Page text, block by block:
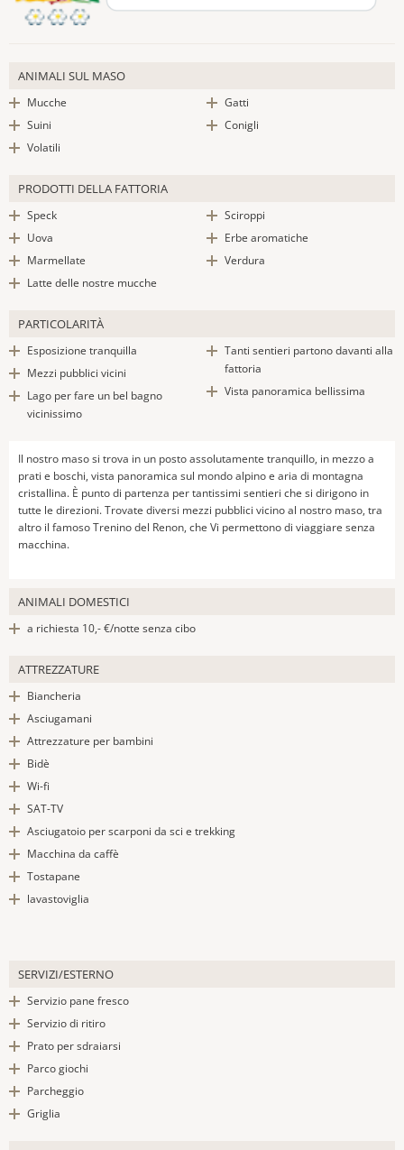
ANIMALI SUL MASO
Mucche
Suini
Volatili
Gatti
Conigli
PRODOTTI DELLA FATTORIA
Speck
Uova
Marmellate
Latte delle nostre mucche
Sciroppi
Erbe aromatiche
Verdura
PARTICOLARITÀ
Esposizione tranquilla
Mezzi pubblici vicini
Lago per fare un bel bagno
vicinissimo
Tanti sentieri partono davanti alla
fattoria
Vista panoramica bellissima
Il nostro maso si trova in un posto assolutamente tranquillo, in mezzo a
prati e boschi, vista panoramica sul mondo alpino e aria di montagna
cristallina. È punto di partenza per tantissimi sentieri che si dirigono in
tutte le direzioni. Trovate diversi mezzi pubblici vicino al nostro maso, tra
altro il famoso Trenino del Renon, che Vi permettono di viaggiare senza
macchina.
ANIMALI DOMESTICI
a richiesta 10,- €/notte senza cibo
ATTREZZATURE
Biancheria
Asciugamani
Attrezzature per bambini
Bidè
Wi-fi
SAT-TV
Asciugatoio per scarponi da sci e trekking
Macchina da caffè
Tostapane
lavastoviglia
SERVIZI/ESTERNO
Servizio pane fresco
Servizio di ritiro
Prato per sdraiarsi
Parco giochi
Parcheggio
Griglia